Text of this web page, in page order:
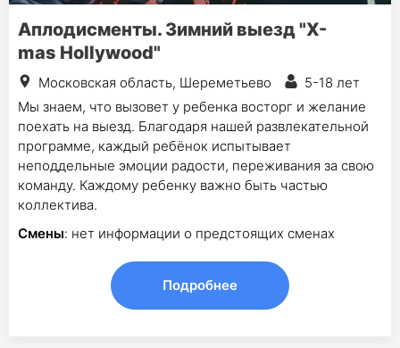
Аплодисменты. Зимний выезд "X-
mas Hollywood"
Московская область, Шереметьево
5-18 лет
Мы знаем, что вызовет у ребенка восторг и желание
поехать на выезд. Благодаря нашей развлекательной
программе, каждый ребёнок испытывает
неподдельные эмоции радости, переживания за свою
команду. Каждому ребенку важно быть частью
коллектива.
Смены: нет информации о предстоящих сменах
Подробнее